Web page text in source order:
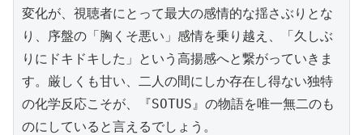
変化が、視聴者にとって最大の感情的な揺さぶりとな
り、序盤の「胸くそ悪い」感情を乗り越え、「久しぶ
りにドキドキした」という高揚感へと繋がっていきま
す。厳しくも甘い、二人の間にしか存在し得ない独特
の化学反応こそが、『SOTUS』の物語を唯一無二のも
のにしていると言えるでしょう。